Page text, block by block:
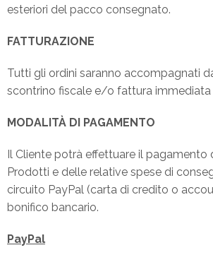
esteriori del pacco consegnato.
FATTURAZIONE
Tutti gli ordini saranno accompagnati
scontrino fiscale e/o fattura immediata
MODALITÀ DI PAGAMENTO
Il Cliente potrà effettuare il pagamento
Prodotti e delle relative spese di
circuito PayPal (carta di credito o
bonifico bancario.
PayPal